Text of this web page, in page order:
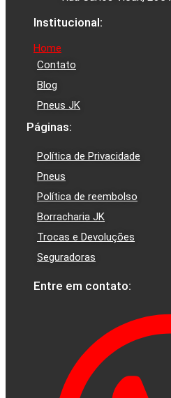
Institucional:
Home
Contato
Blog
Pneus JK
Páginas:
Política de Privacidade
Pneus
Política de reembolso
Borracharia JK
Trocas e Devoluções
Seguradoras
Entre em contato: